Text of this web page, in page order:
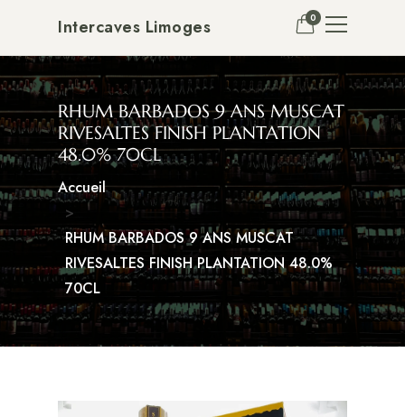
Intercaves Limoges 0
RHUM BARBADOS 9 ANS MUSCAT
RIVESALTES FINISH PLANTATION
48.0% 70CL
Accueil
RHUM BARBADOS 9 ANS MUSCAT
RIVESALTES FINISH PLANTATION 48.0%
70CL